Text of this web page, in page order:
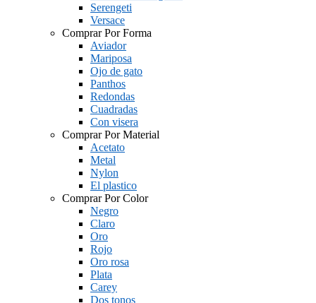
Serengeti
Versace
Comprar Por Forma
Aviador
Mariposa
Ojo de gato
Panthos
Redondas
Cuadradas
Con visera
Comprar Por Material
Acetato
Metal
Nylon
El plastico
Comprar Por Color
Negro
Claro
Oro
Rojo
Oro rosa
Plata
Carey
Dos tonos